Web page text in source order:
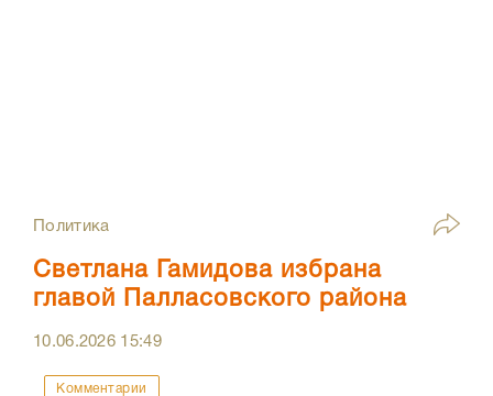
Политика
Светлана Гамидова избрана
главой Палласовского района
10.06.2026 15:49
Комментарии